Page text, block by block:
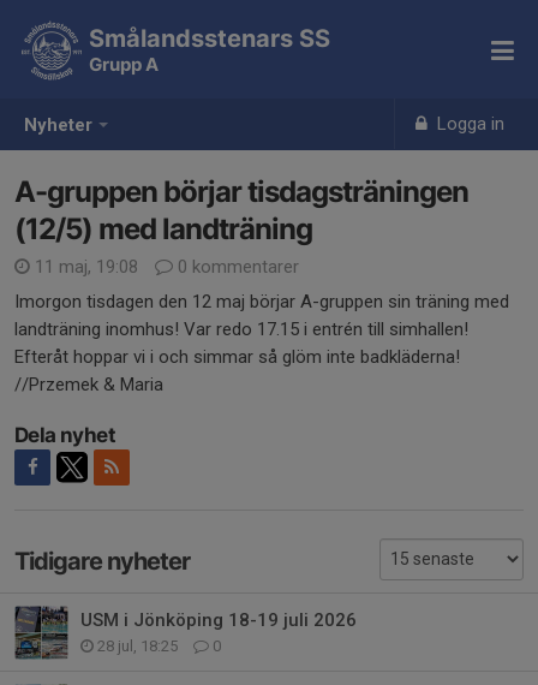
Nyheter Logga in
Smålandsstenars SS
Grupp A
A-gruppen börjar tisdagsträningen
(12/5) med landträning
11 maj, 19:08
0 kommentarer
Imorgon tisdagen den 12 maj börjar A-gruppen sin träning med
landträning inomhus! Var redo 17.15 i entrén till simhallen!
Efteråt hoppar vi i och simmar så glöm inte badkläderna!
//Przemek & Maria
Dela nyhet
Tidigare nyheter
USM i Jönköping 18-19 juli 2026
28 jul, 18:25 0